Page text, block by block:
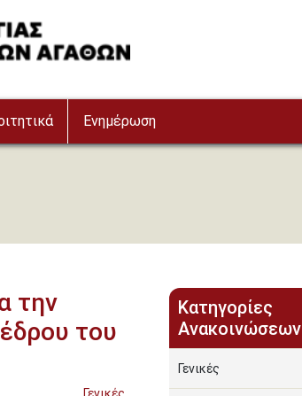
Ενημέρωση
την
του
Κατηγορίες
Ανακοινώσεων
Γενικές